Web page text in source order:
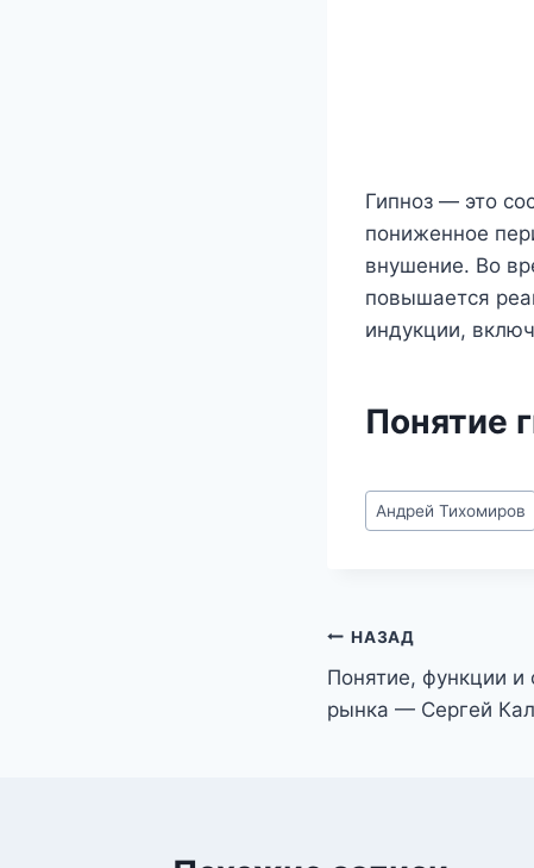
Гипноз — это
пониженное
внушение. Во
повышается
индукции,
Понятие
Метки
записи:
Андрей Тихомиров
Навигация
по
НАЗАД
Понятие, функции и
рынка — Сергей